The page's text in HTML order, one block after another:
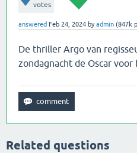
votes
answered Feb 24, 2024 byadmin (847k
De thriller Argo van
zondagnacht de Oscar
Related questions